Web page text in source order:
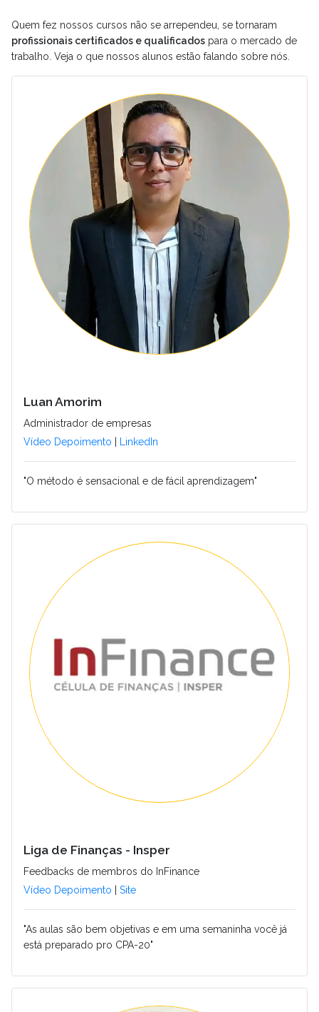
Quem fez nossos cursos não se arrependeu, se tornaram
profissionais certificados e qualificados para o mercado de
trabalho. Veja o que nossos alunos estão falando sobre nós.
Luan Amorim
Administrador de empresas
Vídeo Depoimento
LinkedIn
"O método é sensacional e de fácil aprendizagem"
Liga de Finanças - Insper
Feedbacks de membros do InFinance
Vídeo Depoimento
Site
"As aulas são bem objetivas e em uma semaninha você já
está preparado pro CPA-20"